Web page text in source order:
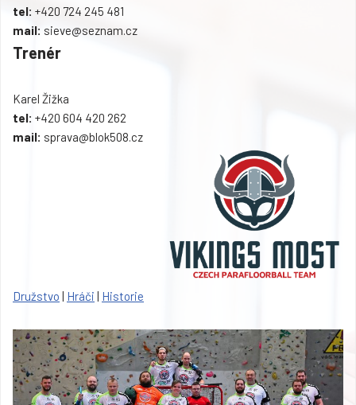
tel: +420 724 245 481
mail: sieve@seznam.cz
Trenér
Karel Žižka
tel: +420 604 420 262
mail: sprava@blok508.cz
Družstvo | Hráči | Historie